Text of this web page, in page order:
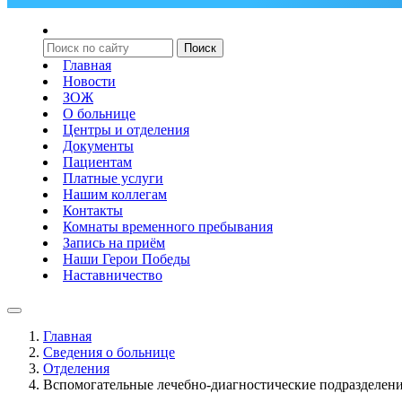
Главная
Новости
ЗОЖ
О больнице
Центры и отделения
Документы
Пациентам
Платные услуги
Нашим коллегам
Контакты
Комнаты временного пребывания
Запись на приём
Наши Герои Победы
Наставничество
Главная
Сведения о больнице
Отделения
Вспомогательные лечебно-диагностические